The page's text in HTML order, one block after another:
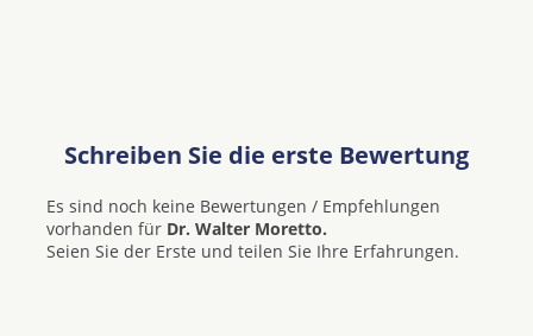
Schreiben Sie die erste Bewertung
Es sind noch keine Bewertungen / Empfehlungen
vorhanden für Dr. Walter Moretto.
Seien Sie der Erste und teilen Sie Ihre Erfahrungen.